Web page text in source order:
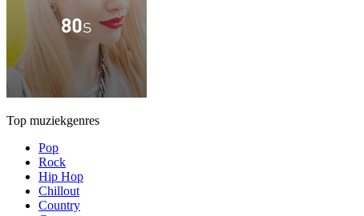
Top muziekgenres
Pop
Rock
Hip Hop
Chillout
Country